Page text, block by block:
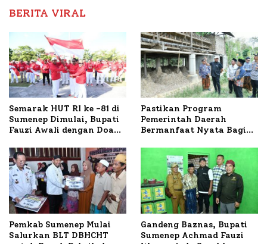
BERITA VIRAL
Semarak HUT RI ke -81 di
Sumenep Dimulai, Bupati
Fauzi Awali dengan Doa
Terbakar
Pastikan Program
Pemerintah Daerah
Bermanfaat Nyata Bagi
Sumenep Tinjau Langsung
Budidaya Lele dan Ayam
Petelur di Desa Bataal
Timur
Pemkab Sumenep Mulai
Salurkan BLT DBHCHT
Gandeng Baznas, Bupati
Sumenep Achmad Fauzi